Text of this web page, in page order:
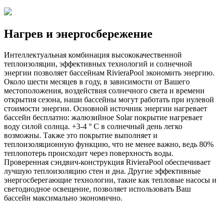
Нагрев и энергосбережение
Интеллектуальная комбинация высококачественной
теплоизоляции, эффективных технологий и солнечной
энергии позволяет бассейнам RivieraPool экономить энергию.
Около шести месяцев в году, в зависимости от Вашего
местоположения, воздействия солнечного света и времени
открытия сезона, наши бассейны могут работать при нулевой
стоимости энергии. Основной источник энергии нагревает
бассейн бесплатно: жалюзийное Solar покрытие нагревает
воду силой солнца. +3-4 ° C в солнечный день легко
возможны. Также это покрытие выполняет и
теплоизоляционную функцию, что не менее важно, ведь 80%
теплопотерь происходит через поверхность воды.
Проверенная сэндвич-конструкция RivieraPool обеспечивает
лучшую теплоизоляцию стен и дна. Другие эффективные
энергосберегающие технологии, такие как тепловые насосы и
светодиодное освещение, позволяет использовать Ваш
бассейн максимально экономично.